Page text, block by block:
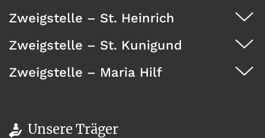
Zweigstelle – St. Heinrich
Dürrwächterstr. 29, 96052 Bamberg
Zweigstelle – St. Kunigund
Seehofstraße 41, 96052 Bamberg
Zweigstelle – Maria Hilf
Unsere Träger